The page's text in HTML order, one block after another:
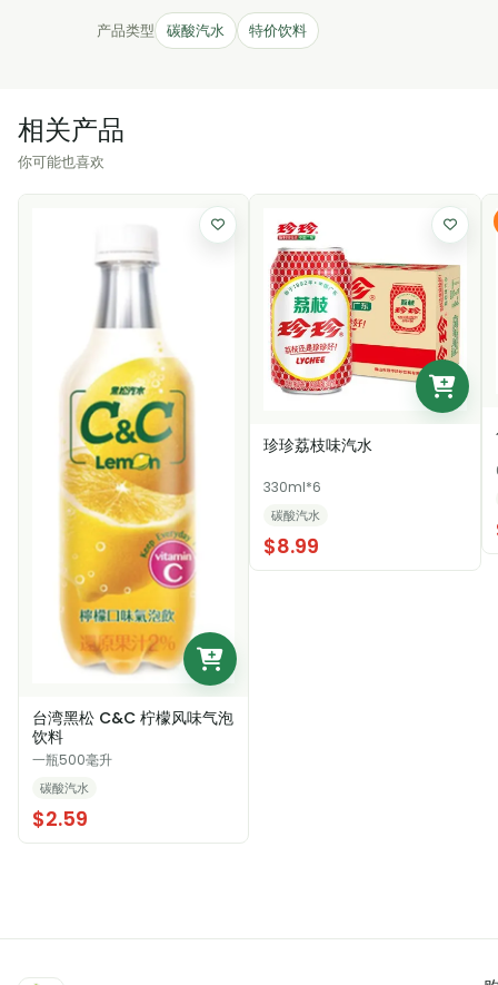
产品类型 碳酸汽水 特价饮料
相关产品
你可能也喜欢
台湾黑松 C&C 柠檬风味气泡
饮料
一瓶500毫升
碳酸汽水
$2.59
珍珍荔枝味汽水
330ml*6
碳酸汽水
$8.99